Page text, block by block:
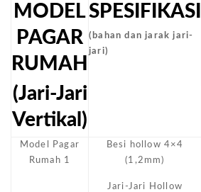
MODEL
PAGAR
RUMAH
(Jari-Jari
Vertikal)
SPESIFIKASI
(bahan dan jarak jari-
jari)
Model Pagar
Rumah 1
Besi hollow 4×4
(1,2mm)
Jari-Jari Hollow